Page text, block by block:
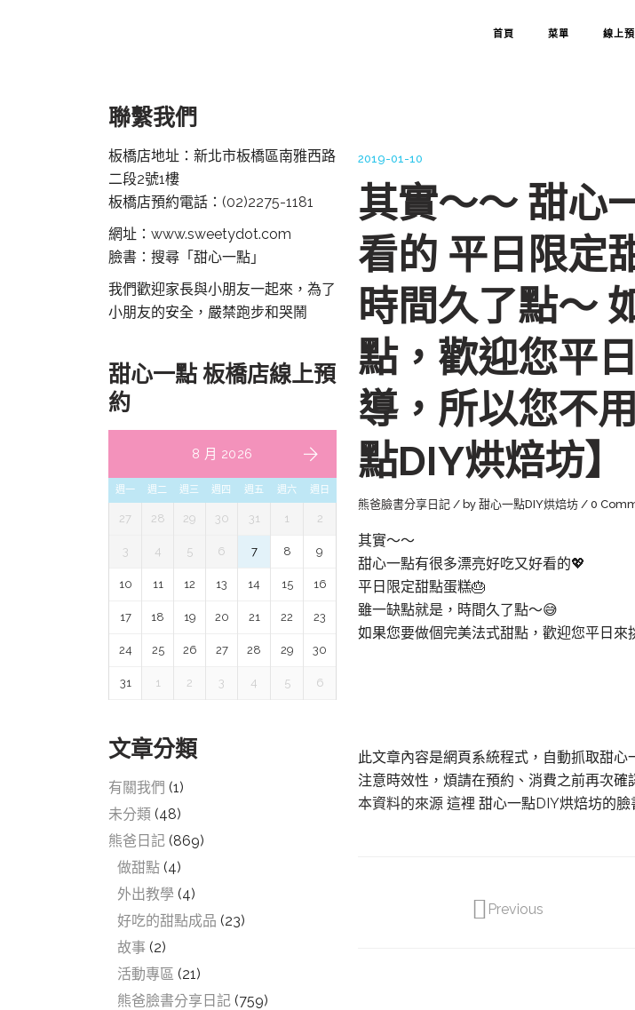
首頁 菜單 線上
2019-01-10
其實～～ 甜心
看的 平日限定
時間久了點～
點，歡迎您平
導，所以您不
點DIY烘焙坊】
熊爸臉書分享日記 by 甜心一點DIY烘焙坊 0
其實～～
甜心一點有很多漂亮好吃又好看的💖
平日限定甜點蛋糕🎂
雖一缺點就是，時間久了點～😅
如果您要做個完美法式甜點，歡迎您平日來
此文章內容是網頁系統程式，自動抓取甜
注意時效性，煩請在預約、消費之前再次確
本資料的來源 這裡 甜心一點DIY烘焙坊的臉
Previous
聯繫我們
板橋店地址：新北市板橋區南雅西路
二段2號1樓
板橋店預約電話： (02)2275-1181
網址：www.sweetydot.com
臉書：搜尋「甜心一點」
我們歡迎家長與小朋友一起來，為了
小朋友的安全，嚴禁跑步和哭鬧
甜心一點 板橋店線上預
約
8 月 2026
週一 週二 週三 週四 週五 週六 週日
27 28 29 30 31 1 2
3 4 5 6 7 8 9
10 11 12 13 14 15 16
17 18 19 20 21 22 23
24 25 26 27 28 29 30
31 1 2 3 4 5 6
文章分類
有關我們 (1)
未分類 (48)
熊爸日記 (869)
做甜點 (4)
外出教學 (4)
好吃的甜點成品 (23)
故事 (2)
活動專區 (21)
熊爸臉書分享日記 (759)